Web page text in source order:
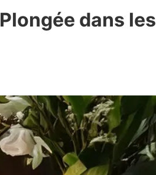
dans les